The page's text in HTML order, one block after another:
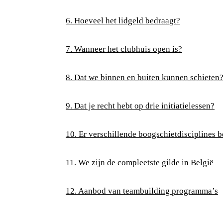
6. Hoeveel het lidgeld bedraagt?
7. Wanneer het clubhuis open is?
8. Dat we binnen en buiten kunnen schieten?
9. Dat je recht hebt op drie initiatielessen?
10. Er verschillende boogschietdisciplines
11. We zijn de compleetste gilde in België
12. Aanbod van teambuilding programma’s